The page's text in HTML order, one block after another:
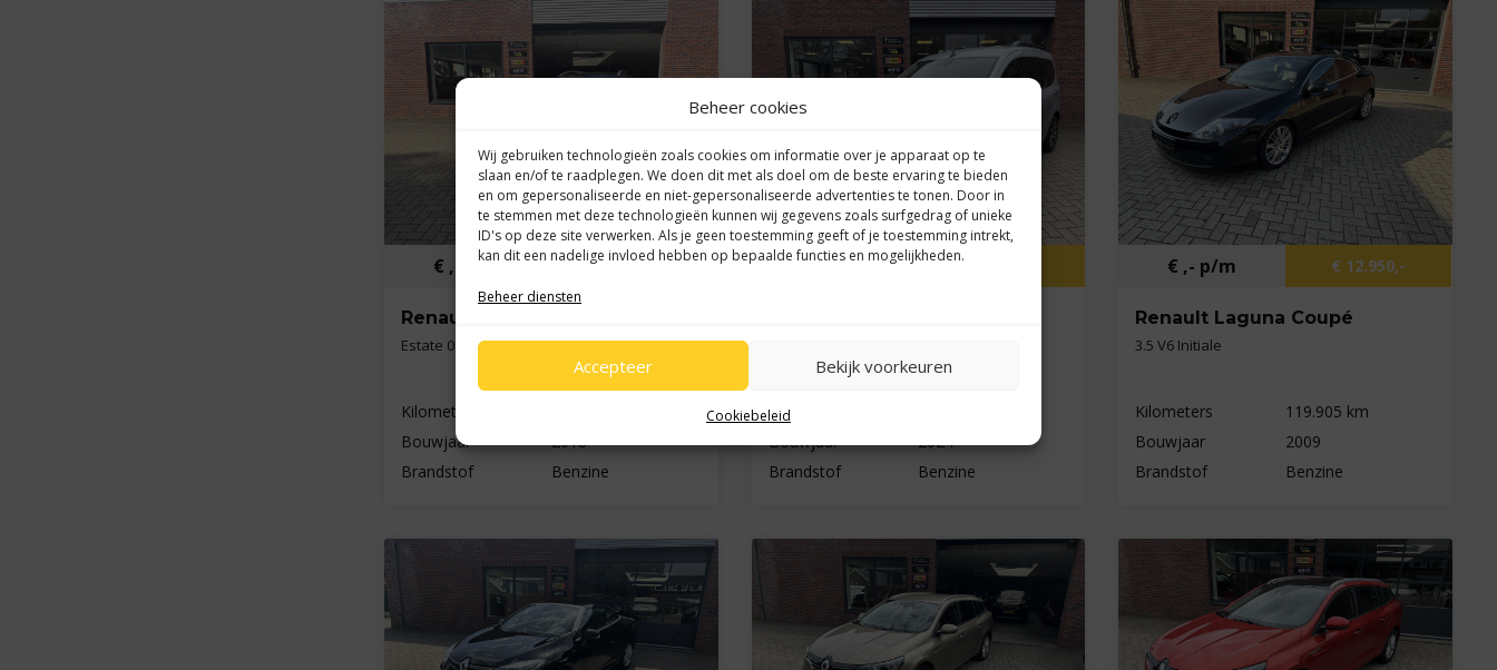
Beheer cookies
Wij gebruiken technologieën zoals cookies om informatie over je apparaat op te
slaan en/of te raadplegen. We doen dit met als doel om de beste ervaring te bieden
en om gepersonaliseerde en niet-gepersonaliseerde advertenties te tonen. Door in
te stemmen met deze technologieën kunnen wij gegevens zoals surfgedrag of unieke
ID's op deze site verwerken. Als je geen toestemming geeft of je toestemming intrekt,
kan dit een nadelige invloed hebben op bepaalde functies en mogelijkheden.
Beheer diensten
Accepteer Bekijk voorkeuren
Cookiebeleid
€ 9.950,-
€ ,- p/m
Renault Clio Estate
Estate 0.9 TCe Limited
Kilometers
Bouwjaar
2018
Brandstof
Benzine
€ ,- p/m
Kilometers
Bouwjaar
2024
Brandstof
Benzine
€ 12.950,-
€ ,- p/m
Renault Laguna Coupé
3.5 V6 Initiale
Kilometers
119.905 km
Bouwjaar
2009
Brandstof
Benzine